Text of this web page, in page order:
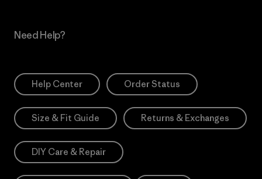
Need Help?
Help Center Order Status
Size & Fit Guide Returns & Exchanges
DIY Care & Repair